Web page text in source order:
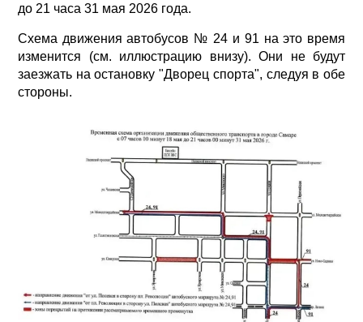
до 21 часа 31 мая 2026 года.
Схема движения автобусов № 24 и 91 на это время
изменится (см. иллюстрацию внизу). Они не будут
заезжать на остановку "Дворец спорта", следуя в обе
стороны.